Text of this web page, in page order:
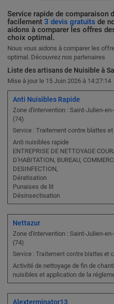
Service rapide de comparaison
facilement 3 devis gratuits de
aidons à comparer les offres
choix optimal.
Nous vous aidons à comparer les
optimal. Découvrez nos partenaires
Liste des artisans de Nuisible à
Mise à jour le 15 Juin 2026 à 14:27:14
Anti Nuisibles Rapide
Zone d'intervention : Saint-Julien-
(74)
Service : Traitement contre blattes
Anti nuisibles rapide
ENTREPRISE DE NETTOYAGE
D'HABITATION, BUREAU,
DESINFECTION,
Dératisation
Punaises de lit
Désinsectisation
Nettazur
Zone d'intervention : Saint-Julien-
(74)
Service : Traitement contre blattes et
Activité de nettoyage de fin de
nuisibles et application de la
Alexterminator13